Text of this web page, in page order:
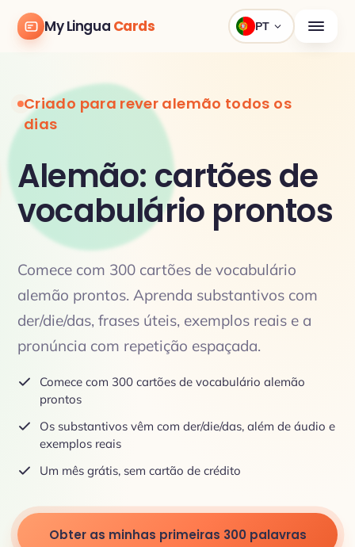
My Lingua Cards PT
Criado para rever alemão todos os
dias
Alemão: cartões de
vocabulário prontos
Comece com 300 cartões de vocabulário
alemão prontos. Aprenda substantivos com
der/die/das, frases úteis, exemplos reais e a
pronúncia com repetição espaçada.
Comece com 300 cartões de vocabulário alemão
prontos
Os substantivos vêm com der/die/das, além de áudio e
exemplos reais
Um mês grátis, sem cartão de crédito
Obter as minhas primeiras 300 palavras